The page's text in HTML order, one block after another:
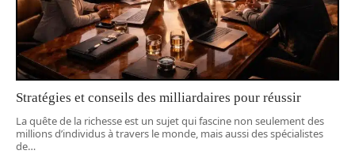
Stratégies et conseils des milliardaires pour réussir
La quête de la richesse est un sujet qui fascine non seulement des
millions d’individus à travers le monde, mais aussi des spécialistes
de…